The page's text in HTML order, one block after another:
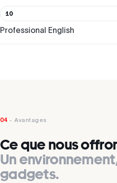
10
Professional English
04 - Avantages
Ce que nous
Un
gadgets.